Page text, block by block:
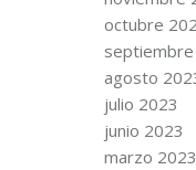
octubre
agosto
julio 2023
junio 2023
marzo 2023